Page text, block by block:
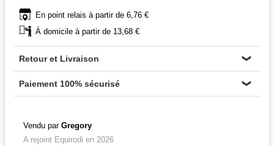
En point relais à partir de 6,76 €
À domicile à partir de 13,68 €
Retour et Livraison ❯
Paiement 100% sécurisé ❯
Vendu par Gregory
A rejoint Equirodi en 2026